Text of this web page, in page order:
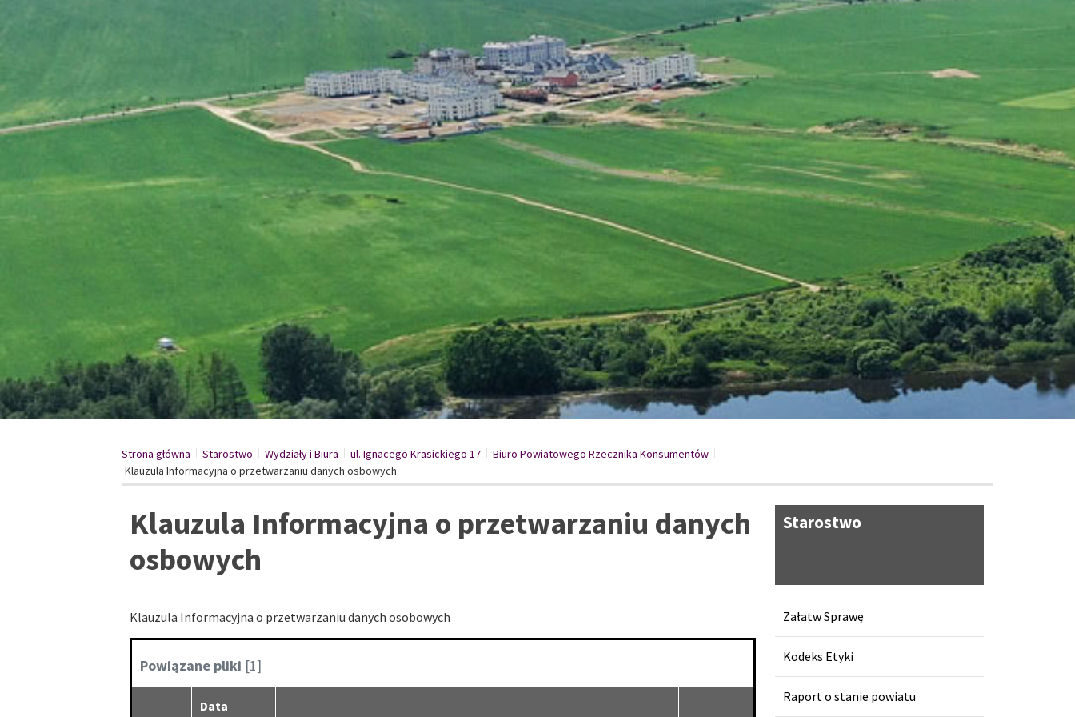
Strona główna /
Starostwo /
Wydziały i Biura /
ul. Ignacego Krasickiego 17 /
Biuro Powiatowego Rzecznika Konsumentów
Klauzula Informacyjna o przetwarzaniu danych osbowych
Klauzula Informacyjna o przetwarzaniu danych
osbowych
Klauzula Informacyjna o przetwarzaniu danych osobowych
Kategoria:
Powiązane pliki [1]
Data
Starostwo
Załatw Sprawę
Kodeks Etyki
Raport o stanie powiatu